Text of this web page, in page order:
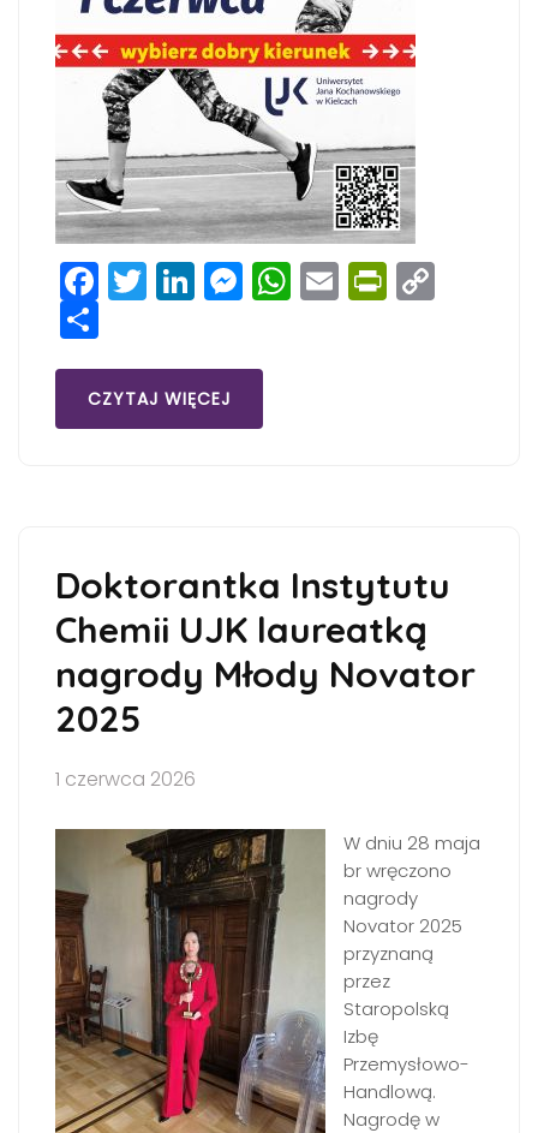
Facebook
Twitter
LinkedIn
Messenger
WhatsApp
Email
Share
CZYTAJ WIĘCEJ
Doktorantka Instytutu
Chemii UJK laureatką
nagrody Młody Novator
2025
1 czerwca 2026
W dniu 28 maja
br wręczono
nagrody
Novator 2025
przyznaną
przez
Staropolską
Izbę
Przemysłowo-
Handlową.
Nagrodę w